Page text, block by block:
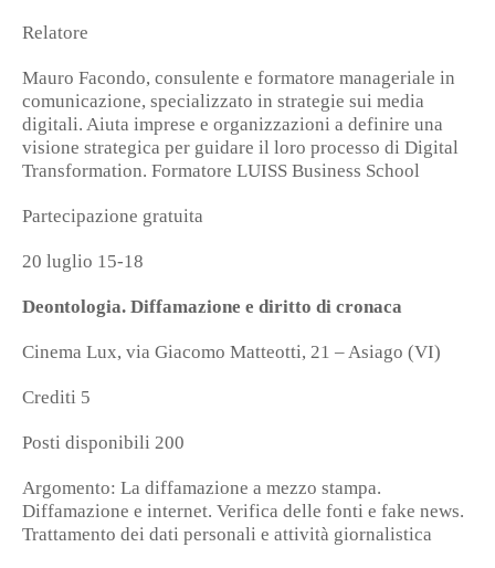
Relatore
Mauro Facondo, consulente e formatore manageriale in
comunicazione, specializzato in strategie sui media
digitali. Aiuta imprese e organizzazioni a definire una
visione strategica per guidare il loro processo di Digital
Transformation. Formatore LUISS Business School
Partecipazione gratuita
20 luglio 15-18
Deontologia. Diffamazione e diritto di cronaca
Cinema Lux, via Giacomo Matteotti, 21 – Asiago (VI)
Crediti 5
Posti disponibili 200
Argomento: La diffamazione a mezzo stampa.
Diffamazione e internet. Verifica delle fonti e fake news.
Trattamento dei dati personali e attività giornalistica